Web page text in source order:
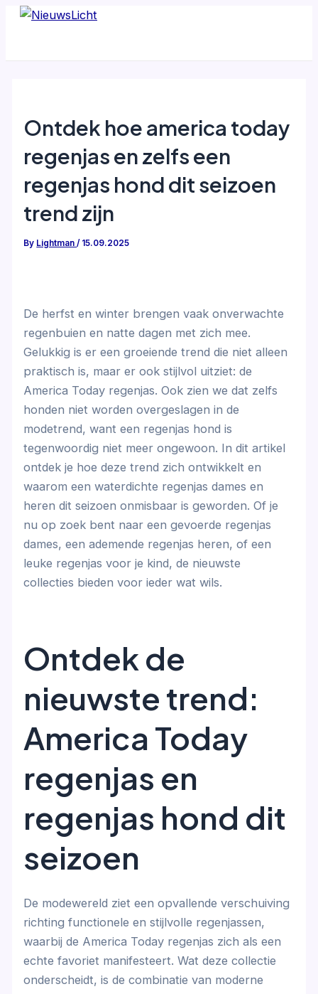
Skip
Ontdek hoe america today
regenjas en zelfs een
regenjas hond dit seizoen
trend zijn
By Lightman/ 15.09.2025
De herfst en winter brengen vaak onverwachte
regenbuien en natte dagen met zich mee.
Gelukkig is er een groeiende trend die niet alleen
praktisch is, maar er ook stijlvol uitziet: de
America Today regenjas. Ook zien we dat zelfs
honden niet worden overgeslagen in de
modetrend, want een regenjas hond is
tegenwoordig niet meer ongewoon. In dit artikel
ontdek je hoe deze trend zich ontwikkelt en
waarom een waterdichte regenjas dames en
heren dit seizoen onmisbaar is geworden. Of je
nu op zoek bent naar een gevoerde regenjas
dames, een ademende regenjas heren, of een
leuke regenjas voor je kind, de nieuwste
collecties bieden voor ieder wat wils.
Ontdek de
nieuwste trend:
America Today
regenjas en
regenjas hond dit
seizoen
De modewereld ziet een opvallende verschuiving
richting functionele en stijlvolle regenjassen,
waarbij de America Today regenjas zich als een
echte favoriet manifesteert. Wat deze collectie
onderscheidt, is de combinatie van moderne